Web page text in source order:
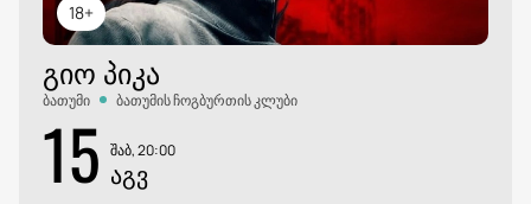
18+
ᲒᲘᲝ ᲞᲘᲙᲐ
ბათუმი ბათუმის ჩოგბურთის კლუბი
15 შაბ, 20:00
ᲐᲒᲕ